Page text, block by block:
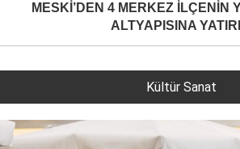
MESKİ’DEN 4 MERKEZ İLÇENİN
ALTYAPISINA
Kültür Sanat